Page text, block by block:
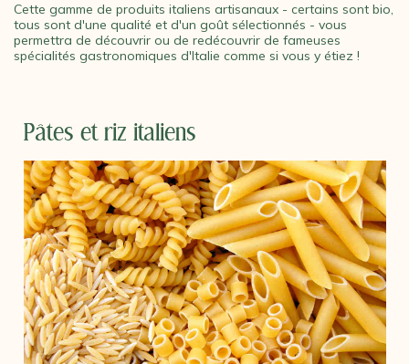
Cette gamme de produits italiens artisanaux - certains sont bio,
tous sont d'une qualité et d'un goût sélectionnés - vous
permettra de découvrir ou de redécouvrir de fameuses
spécialités gastronomiques d'Italie comme si vous y étiez !
Pâtes et riz italiens